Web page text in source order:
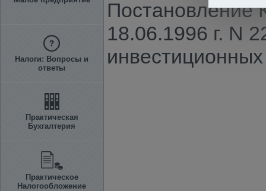
Налоги: Вопросы и
ответы
Практическая
Бухгалтерия
Практическое
Налогообложение
Постановление
18.06.1996 г. N